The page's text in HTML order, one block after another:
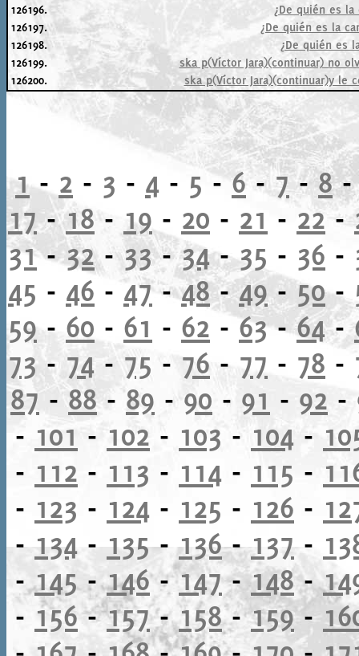
126196.
¿De quién es
126197.
¿De quién es la
126198.
¿De quién es
126199.
ska p(Víctor Jara)(continuar) no
126200.
ska p(Víctor Jara)(continuar)y le
1- 2 - 3 - 4 - 5-6-7-8
17-18- 19 - 20 - 21 - 22 -
31-32-33-34-35 - 36 -
45 - 46 - 47-48-49 -50-
59- 60 - 61 - 62 -63-64-
73-74 - 75 - 76 - 77 - 78 -
87 -88-89 - 90 - 91 - 92 -
- 101 - 102 - 103 - 104 -
- 112 - 113 - 114 - 115 -
- 123 - 124 - 125 - 126 -
-134 - 135-136-137-
-145-146-147-148-
- 156-157-158-159-